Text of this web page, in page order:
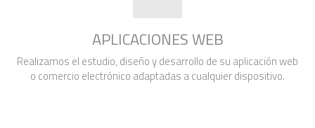
APLICACIONES WEB
Realizamos el estudio, diseño y desarrollo de su aplicación web
o comercio electrónico adaptadas a cualquier dispositivo.